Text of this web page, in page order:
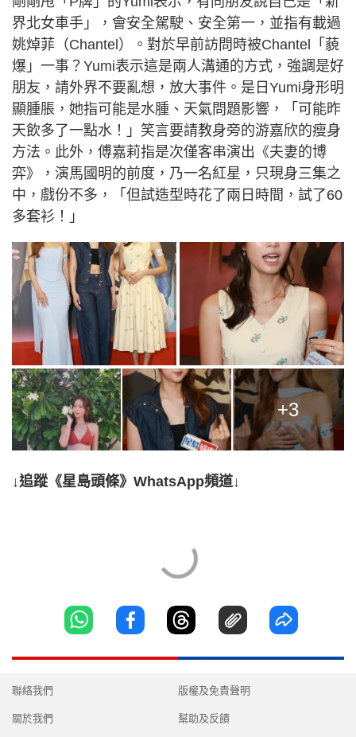
界北女車手」，會安全駕駛、安全第一，並指有載過
姚焯菲（Chantel）。對於早前訪問時被Chantel「藐
爆」一事？Yumi表示這是兩人溝通的方式，強調是好
朋友，請外界不要亂想，放大事件。是日Yumi身形明
顯腫脹，她指可能是水腫、天氣問題影響，「可能昨
天飲多了一點水！」笑言要請教身旁的游嘉欣的瘦身
方法。此外，傅嘉莉指是次僅客串演出《夫妻的博
弈》，演馬國明的前度，乃一名紅星，只現身三集之
中，戲份不多，「但試造型時花了兩日時間，試了60
多套衫！」
+3
↓追蹤《星島頭條》WhatsApp頻道↓
聯絡我們
關於我們
版權及免責聲明
幫助及反饋